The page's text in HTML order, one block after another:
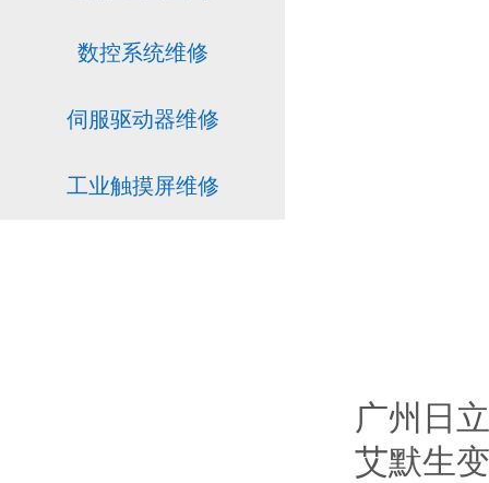
数控系统维修
伺服驱动器维修
工业触摸屏维修
广州日
艾默生